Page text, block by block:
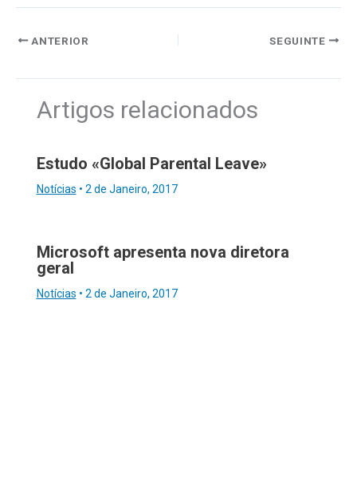
ANTERIOR SEGUINTE
Artigos relacionados
Estudo «Global Parental Leave»
Notícias • 2 de Janeiro, 2017
Microsoft apresenta nova diretora
geral
Notícias • 2 de Janeiro, 2017